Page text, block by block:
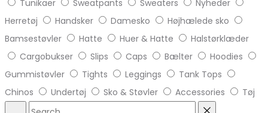
Tunikaer
Sweatpants Sweaters
Nyheder
Herretøj
Handsker Damesko
Højhælede sko
Bamsestøvler
Hatte Huer & Hatte
Halstørklæder
Cargobukser
Slips Caps Bælter
Hoodies
Gummistøvler
Tights Leggings
Tank Tops
Chinos
Undertøj Sko & Støvler Accessories Tøj